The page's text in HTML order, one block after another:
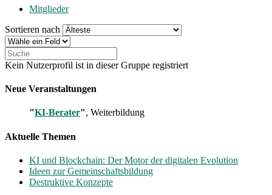
Mitglieder
Sortieren nach
Kein Nutzerprofil ist in dieser Gruppe registriert
Neue Veranstaltungen
"KI-Berater", Weiterbildung
Aktuelle Themen
KI und Blockchain: Der Motor der digitalen Evolution
Ideen zur Gemeinschaftsbildung
Destruktive Konzepte